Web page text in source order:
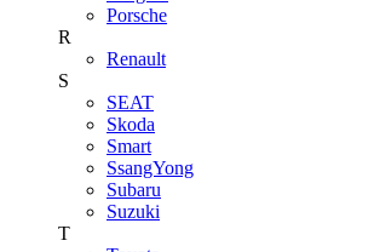
Porsche
R
Renault
S
SEAT
Skoda
Smart
SsangYong
Subaru
Suzuki
T